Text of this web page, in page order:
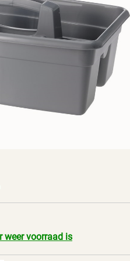
weer voorraad is